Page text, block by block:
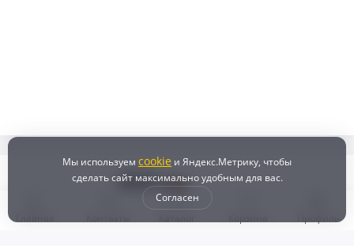
Мы используем cookie и Яндекс.Метрику, чтобы
сделать сайт максимально удобным для вас.
Согласен